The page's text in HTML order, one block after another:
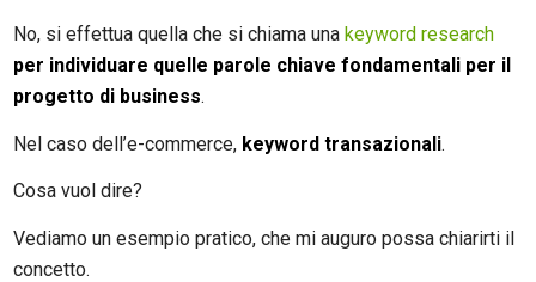
No, si effettua quella che si chiama una keyword research
per individuare quelle parole chiave fondamentali per il
progetto di business.
Nel caso dell’e-commerce, keyword transazionali.
Cosa vuol dire?
Vediamo un esempio pratico, che mi auguro possa chiarirti il
concetto.